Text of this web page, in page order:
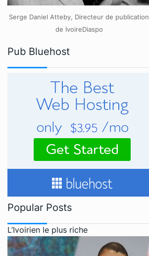
Serge Daniel Atteby, Directeur de publication
de IvoireDiaspo
Pub Bluehost
Popular Posts
L’Ivoirien le plus riche